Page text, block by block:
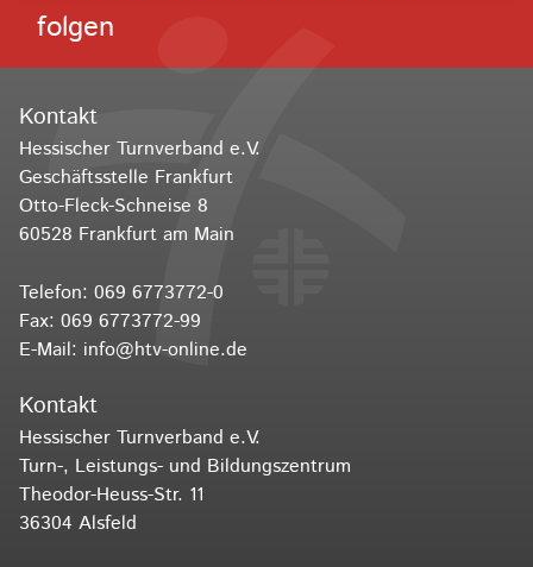
folgen
Kontakt
Hessischer Turnverband e.V.
Geschäftsstelle Frankfurt
Otto-Fleck-Schneise 8
60528 Frankfurt am Main
Telefon: 069 6773772-0
Fax: 069 6773772-99
E-Mail: info@htv-online.de
Kontakt
Hessischer Turnverband e.V.
Turn-, Leistungs- und Bildungszentrum
Theodor-Heuss-Str. 11
36304 Alsfeld